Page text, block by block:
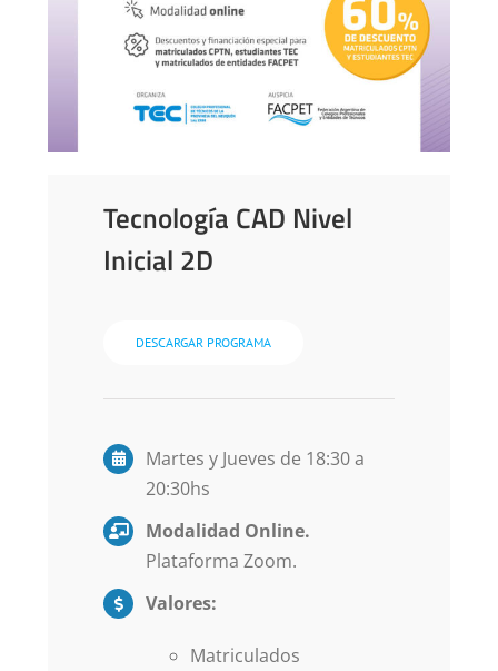
Tecnología CAD Nivel
Inicial 2D
DESCARGAR PROGRAMA
Martes y Jueves de 18:30 a
20:30hs
Modalidad Online.
Plataforma Zoom.
Valores:
Matriculados